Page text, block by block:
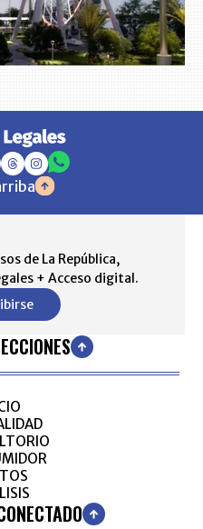
de La República,
+ Acceso digital.